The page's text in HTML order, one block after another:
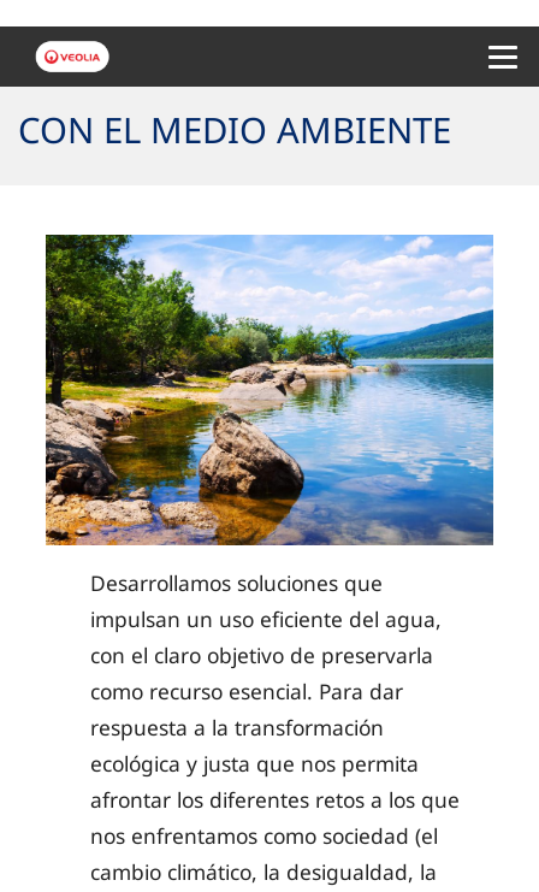
CON EL MEDIO AMBIENTE
Desarrollamos soluciones que
impulsan un uso eficiente del agua,
con el claro objetivo de preservarla
como recurso esencial. Para dar
respuesta a la transformación
ecológica y justa que nos permita
afrontar los diferentes retos a los que
nos enfrentamos como sociedad (el
cambio climático, la desigualdad, la